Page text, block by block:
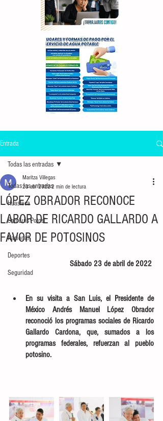
Entrada
Todas las entradas
Huasteca
San Luis Potosí
Nacional
Deportes
Seguridad
Todas las entradas
LÓPEZ OBRADOR RECONOCE
LABOR DE RICARDO GALLARDO A
FAVOR DE POTOSINOS
Maritza Villegas
23 abr 20222 min de lectura
Sábado 23 de abril de 2022
En su visita a San Luis, el Presidente de
México Andrés Manuel López Obrador
reconoció los programas sociales de Ricardo
Gallardo Cardona, que, sumados a los
programas federales, refuerzan al pueblo
potosino.